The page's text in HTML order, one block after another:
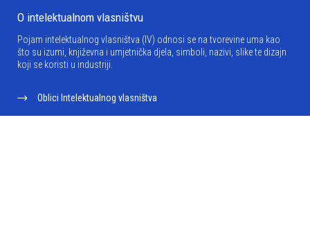
O intelektualnom vlasništvu
Pojam intelektualnog vlasništva (IV) odnosi se na tvorevine uma kao
što su izumi, književna i umjetnička djela, simboli, nazivi, slike te dizajn
koji se koristi u industriji.
Oblici Intelektualnog vlasništva